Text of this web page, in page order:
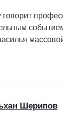
говорит
Шерипов